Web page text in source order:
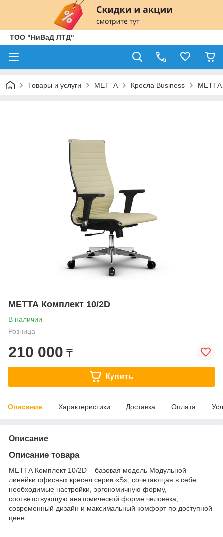
ТОО "НиВаД ЛТД"
Товары и услуги МЕТТА Кресла Business МЕТТА
МЕТТА Комплект 10/2D
В наличии
Розница
210 000 ₸
Купить
Описание Характеристики Доставка Оплата
Описание
Описание товара
МЕТТА Комплект 10/2D – базовая модель Модульной
линейки офисных кресел серии «S», сочетающая в себе
необходимые настройки, эргономичную форму,
соответствующую анатомической форме человека,
современный дизайн и максимальный комфорт по доступной
цене.